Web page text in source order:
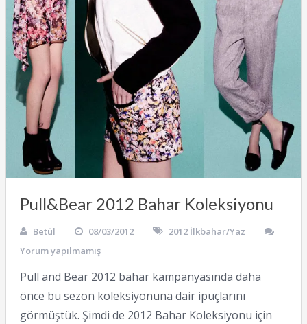
Pull&Bear 2012 Bahar Koleksiyonu
Betül 08/03/2012
2012 İlkbahar/Yaz
Yorum yapılmamış
Pull and Bear 2012 bahar kampanyasında daha
önce bu sezon koleksiyonuna dair ipuçlarını
görmüştük. Şimdi de 2012 Bahar Koleksiyonu için